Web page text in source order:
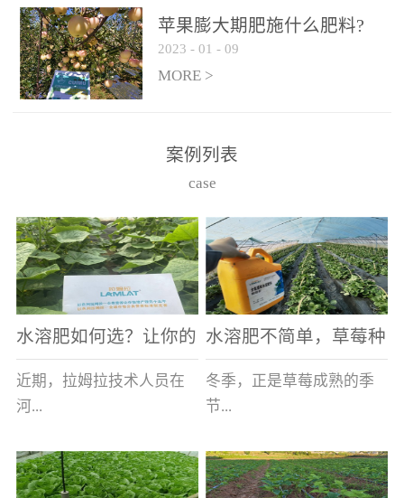
预防枝叶早衰。5、叶面喷
施︰浓度800-1500倍（1-
6kg/公顷，间隔10-14天一
次，喷1-3次。
施︰浓度800-1500倍（1-
苹果膨大期肥施什么肥料?
2023 - 01 - 09
MORE >
案例列表
case
水溶肥如何选？让你的
老棚土好产量高
近期，拉姆拉技术人员在
河...
南走访时，发现当地许多
水溶肥不简单，草莓种
植户指名要使用
冬季，正是草莓成熟的季
节...
，也是山东窦大哥开心的